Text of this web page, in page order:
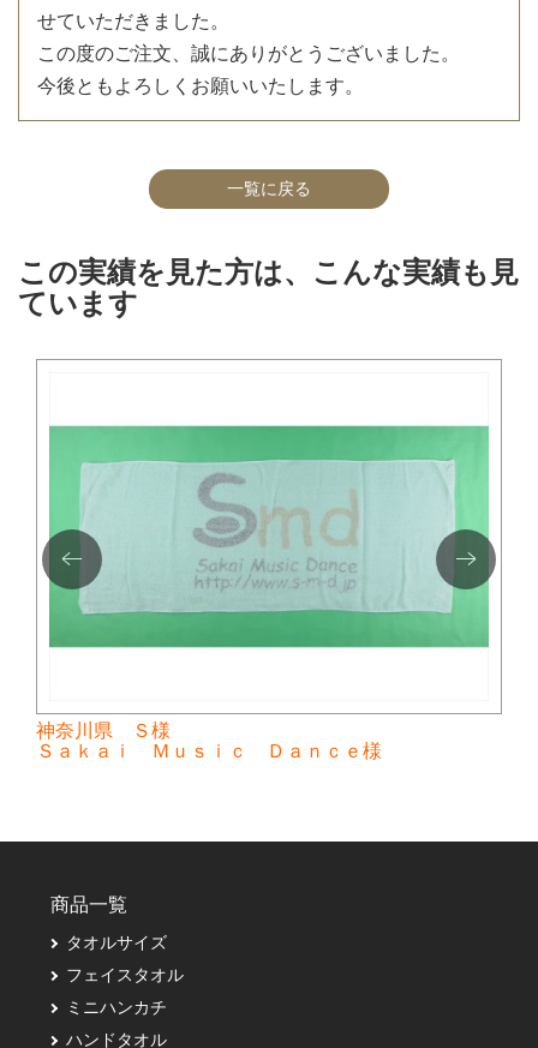
せていただきました。
この度のご注文、誠にありがとうございました。
今後ともよろしくお願いいたします。
一覧に戻る
この実績を見た方は、こんな実績も見
ています
神奈川県 Ｓ様
Ｓａｋａｉ Ｍｕｓｉｃ Ｄａｎｃｅ様
商品一覧
タオルサイズ
フェイスタオル
ミニハンカチ
ハンドタオル